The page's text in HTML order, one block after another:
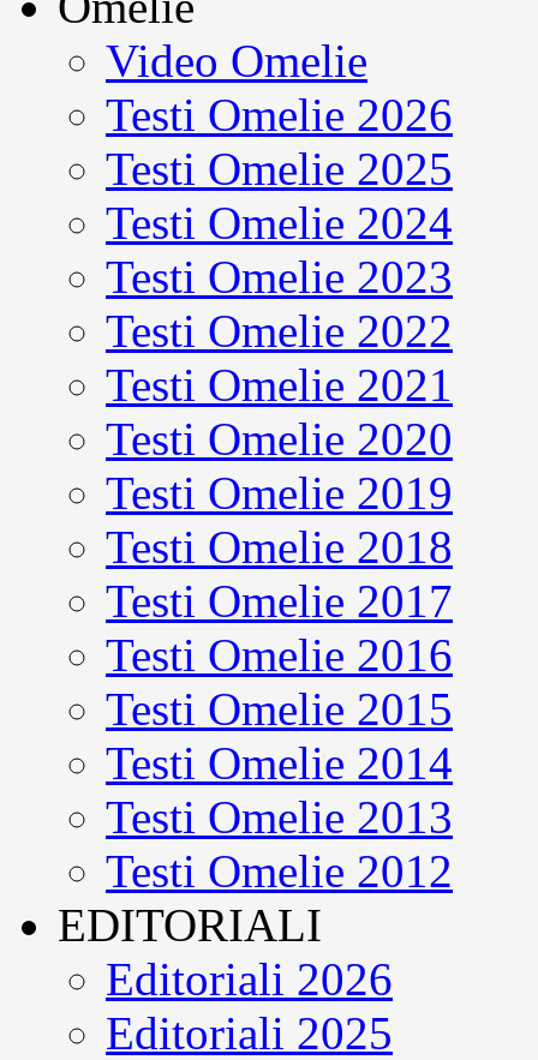
Video Omelie
Testi Omelie 2026
Testi Omelie 2025
Testi Omelie 2024
Testi Omelie 2023
Testi Omelie 2022
Testi Omelie 2021
Testi Omelie 2020
Testi Omelie 2019
Testi Omelie 2018
Testi Omelie 2017
Testi Omelie 2016
Testi Omelie 2015
Testi Omelie 2014
Testi Omelie 2013
Testi Omelie 2012
EDITORIALI
Editoriali 2026
Editoriali 2025